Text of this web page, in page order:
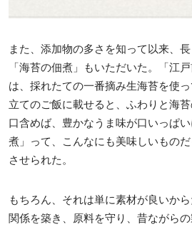
また、添加物の多さを知って以来、
「海苔の佃煮」もいただいた。「江
は、採れたての一番摘み生海苔を使
立てのご飯に載せると、ふわりと海
口含めば、豊かなうま味が口いっぱ
煮」って、こんなにも美味しいもの
させられた。
もちろん、それは単に素材が良いか
関係を築き、原料を守り、昔ながら